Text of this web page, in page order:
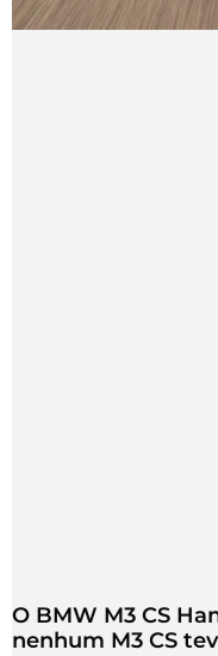
O BMW M3 CS
nenhum M3 CS